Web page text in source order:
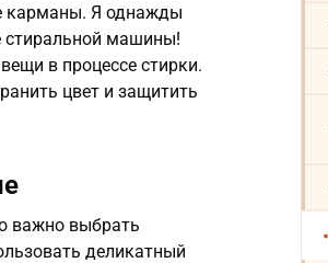
карманы. Я однажды
стиральной машины!
в процессе стирки.
цвет и защитить
важно выбрать
деликатный